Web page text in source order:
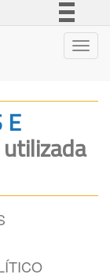
E
utilizada